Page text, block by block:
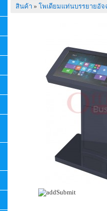
สินค้า » โพเดียมแท่นบรรยายอัจ